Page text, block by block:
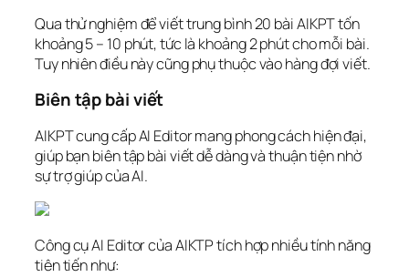
Qua thử nghiệm để viết trung bình 20 bài AIKPT tốn
khoảng 5 – 10 phút, tức là khoảng 2 phút cho mỗi bài.
Tuy nhiên điều này cũng phụ thuộc vào hàng đợi viết.
Biên tập bài viết
AIKPT cung cấp AI Editor mang phong cách hiện đại,
giúp bạn biên tập bài viết dễ dàng và thuận tiện nhờ
sự trợ giúp của AI.
Công cụ AI Editor của AIKTP tích hợp nhiều tính năng
tiên tiến như: